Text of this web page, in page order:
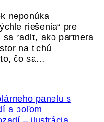
neponúka
riešenia“ pre
sa radiť, ako partnera
na tichú
čo sa…